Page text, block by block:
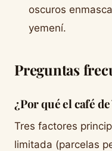
oscuros
yemení.
Preguntas
¿Por qué el café
Tres factores
limitada (parcelas